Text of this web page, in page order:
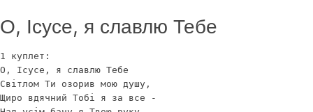
О, Ісусе, я славлю Тебе
1 куплет:
О, Ісусе, я славлю Тебе
Світлом Ти озорив мою душу,
Щиро вдячний Тобі я за все -